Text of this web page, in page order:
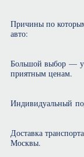
Причины по
авто:
Большой выбор — у
приятным ценам.
Индивидуальный
Доставка
Москвы.